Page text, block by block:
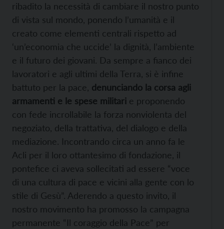
ribadito la necessità di cambiare il nostro punto
di vista sul mondo, ponendo l’umanità e il
creato come elementi centrali rispetto ad
‘un’economia che uccide’ la dignità, l’ambiente
e il futuro dei giovani. Da sempre a fianco dei
lavoratori e agli ultimi della Terra, si è infine
battuto per la pace, denunciando la corsa agli
armamenti e le spese militari e proponendo
con fede incrollabile la forza nonviolenta del
negoziato, della trattativa, del dialogo e della
mediazione. Incontrando circa un anno fa le
Acli per il loro ottantesimo di fondazione, il
pontefice ci aveva sollecitati ad essere “voce
di una cultura di pace e vicini alla gente con lo
stile di Gesù”. Aderendo a questo invito, il
nostro movimento ha promosso la campagna
permanente “Il coraggio della Pace” per